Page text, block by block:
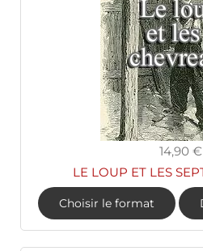
14,90 €
LE LOUP ET LES
Choisir le format